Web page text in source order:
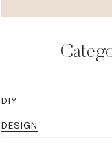
DIY
DESIGN